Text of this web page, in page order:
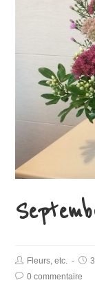
Fleurs, etc.
0 commentaire